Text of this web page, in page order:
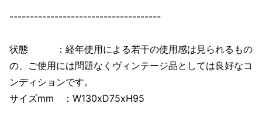
-------------------------------------
状態 ：経年使用による若干の使用感は見られるもの
の、ご使用には問題なくヴィンテージ品としては良好なコ
ンディションです。
サイズmm ：W130xD75xH95